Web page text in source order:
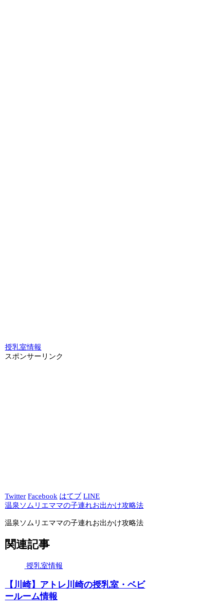
授乳室情報
スポンサーリンク
Twitter Facebook はてブ LINE
温泉ソムリエママの子連れお出かけ攻略法
温泉ソムリエママの子連れお出かけ攻略法
関連記事
授乳室情報
【川崎】アトレ川崎の授乳室・ベビ
ールーム情報